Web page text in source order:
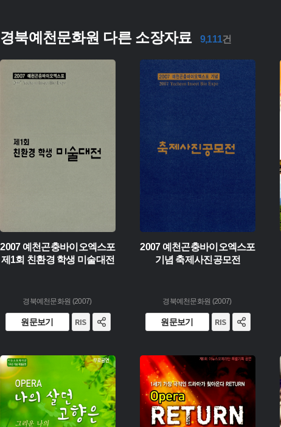
경북예천문화원 다른 소장자료 9,111건
2007 예천곤충바이오엑스포
제1회 친환경 학생 미술대전
경북예천문화원 (2007)
원문보기
2007 예천곤충바이오엑스포
기념 축제사진공모전
경북예천문화원 (2007)
원문보기
유형 :
생산 :
유형 :
생산 :